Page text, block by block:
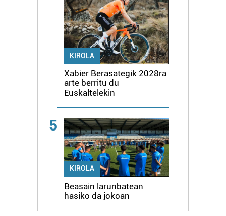
KIROLA
Xabier Berasategik 2028ra
arte berritu du
Euskaltelekin
5
KIROLA
Beasain larunbatean
hasiko da jokoan